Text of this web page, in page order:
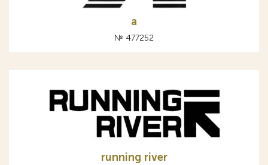
а
№ 477252
running river